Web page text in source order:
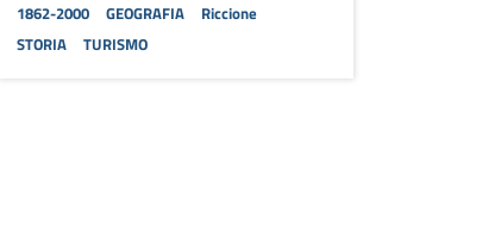
1862-2000 GEOGRAFIA
Riccione
STORIA
TURISMO